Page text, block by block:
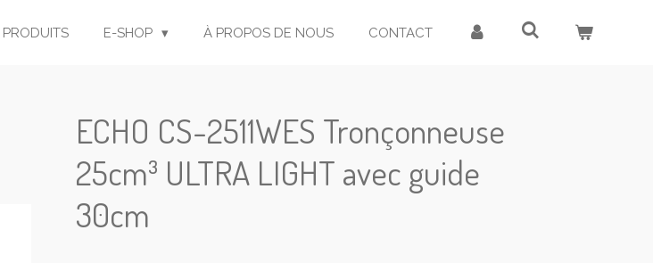
E-SHOP À PROPOS DE NOUS CONTACT
ECHO CS-2511WES Tronçonneuse
25cm³ ULTRA LIGHT avec guide
30cm